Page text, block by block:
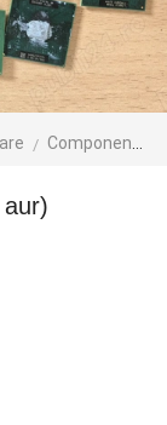
Componente
aur)